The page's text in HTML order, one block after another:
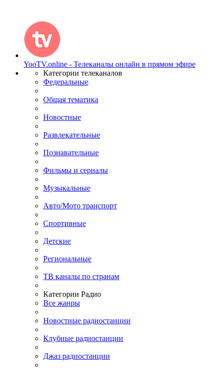
YooTV.online - Телеканалы онлайн в прямом эфире
Категории телеканалов
Федеральные
Общая тематика
Новостные
Развлекательные
Познавательные
Фильмы и сериалы
Музыкальные
Авто/Мото транспорт
Спортивные
Детские
Региональные
ТВ каналы по странам
Категории Радио
Все жанры
Новостные радиостанции
Клубные радиостанции
Джаз радиостанции